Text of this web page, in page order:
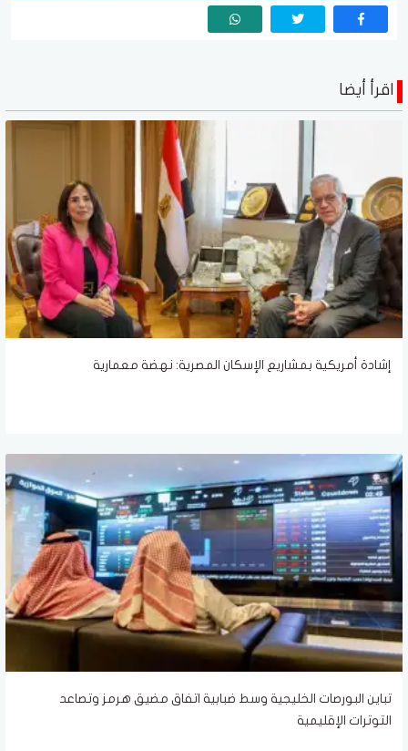
اقرأ أيضا
إشادة أمريكية بمشاريع الإسكان المصرية: نهضة معمارية
تباين البورصات الخليجية وسط ضبابية اتفاق مضيق هرمز وتصاعد
التوترات الإقليمية